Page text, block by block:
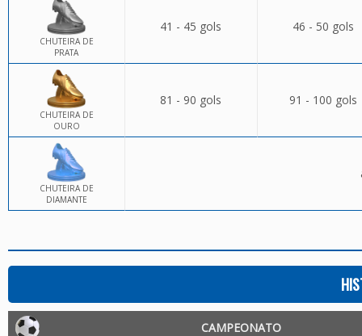
CHUTEIRA DE
PRATA
41 - 45 gols 46 - 50 gols
CHUTEIRA DE
OURO
81 - 90 gols 91 - 100 gols
CHUTEIRA DE
DIAMANTE
CAMPEONATO